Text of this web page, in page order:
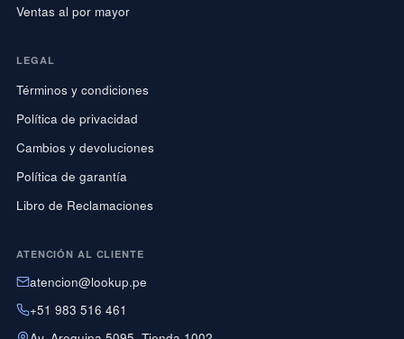
Ventas al por mayor
LEGAL
Términos y condiciones
Política de privacidad
Cambios y devoluciones
Política de garantía
Libro de Reclamaciones
ATENCIÓN AL CLIENTE
atencion@lookup.pe
+51 983 516 461